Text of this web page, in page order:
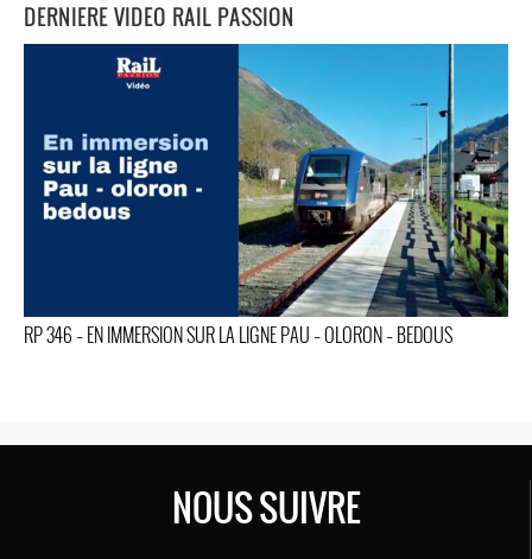
DERNIERE VIDEO RAIL PASSION
RP 346 – EN IMMERSION SUR LA LIGNE PAU – OLORON – BEDOUS
NOUS SUIVRE